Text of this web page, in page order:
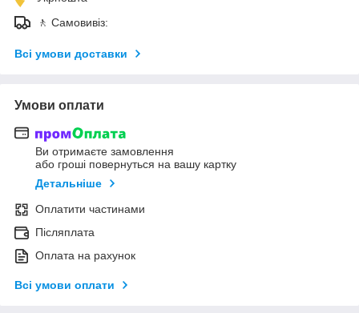
🚶 Самовивіз:
Всі умови доставки
Умови оплати
Ви отримаєте замовлення
або гроші повернуться на вашу картку
Детальніше
Оплатити частинами
Післяплата
Оплата на рахунок
Всі умови оплати